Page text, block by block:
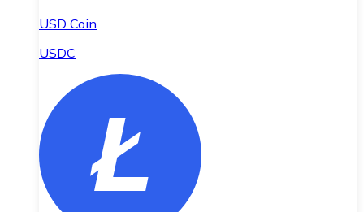
USD Coin
USDC